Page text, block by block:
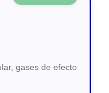
gases de efecto